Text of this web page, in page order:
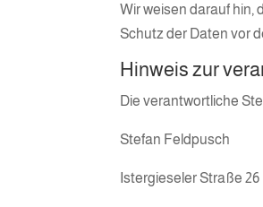
Wir weisen darauf hin,
Schutz der Daten vor
Hinweis zur
Die verantwortliche
Stefan Feldpusch
Istergieseler Straße 26